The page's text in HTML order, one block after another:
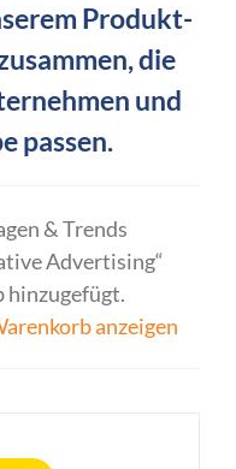
Produkt-
die
und
passen.
& Trends
Advertising“
hinzugefügt.
anzeigen